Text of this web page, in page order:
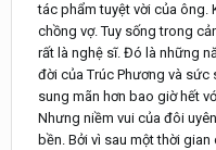
tác phẩm tuyệt vời của ông.
chồng vợ. Tuy sống trong
rất là nghệ sĩ. Đó là những
đời của Trúc Phương và
sung mãn hơn bao giờ hết
Nhưng niềm vui của đôi
bền. Bởi vì sau một thời